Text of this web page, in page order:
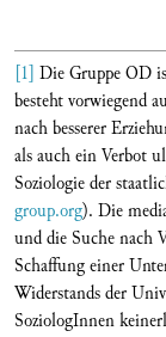
[1] Die Gruppe OD
besteht vorwiegend
nach besserer
als auch ein Verbot
Soziologie der
group.org). Die
und die Suche nach
Schaffung einer
Widerstands der
SoziologInnen